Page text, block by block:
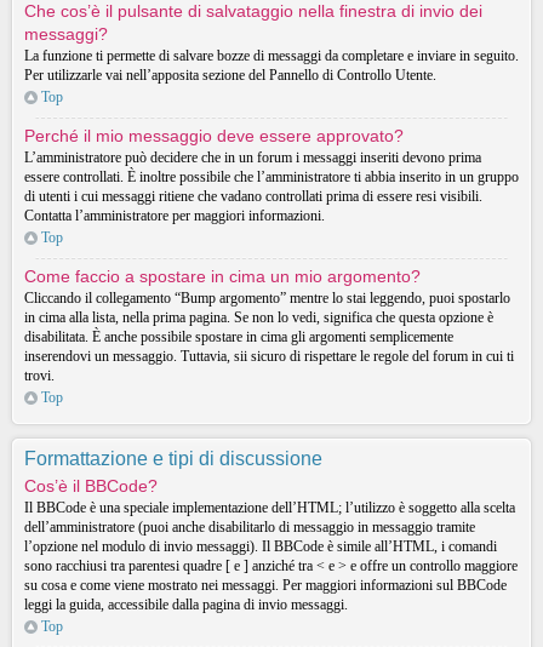
Che cos’è il pulsante di salvataggio nella finestra di invio dei
messaggi?
La funzione ti permette di salvare bozze di messaggi da completare e inviare in seguito.
Per utilizzarle vai nell’apposita sezione del Pannello di Controllo Utente.
Top
Perché il mio messaggio deve essere approvato?
L’amministratore può decidere che in un forum i messaggi inseriti devono prima
essere controllati. È inoltre possibile che l’amministratore ti abbia inserito in un gruppo
di utenti i cui messaggi ritiene che vadano controllati prima di essere resi visibili.
Contatta l’amministratore per maggiori informazioni.
Top
Come faccio a spostare in cima un mio argomento?
Cliccando il collegamento “Bump argomento” mentre lo stai leggendo, puoi spostarlo
in cima alla lista, nella prima pagina. Se non lo vedi, significa che questa opzione è
disabilitata. È anche possibile spostare in cima gli argomenti semplicemente
inserendovi un messaggio. Tuttavia, sii sicuro di rispettare le regole del forum in cui ti
trovi.
Top
Formattazione e tipi di discussione
Cos’è il BBCode?
Il BBCode è una speciale implementazione dell’HTML; l’utilizzo è soggetto alla scelta
dell’amministratore (puoi anche disabilitarlo di messaggio in messaggio tramite
l’opzione nel modulo di invio messaggi). Il BBCode è simile all’HTML, i comandi
sono racchiusi tra parentesi quadre [ e ] anziché tra < e > e offre un controllo maggiore
su cosa e come viene mostrato nei messaggi. Per maggiori informazioni sul BBCode
leggi la guida, accessibile dalla pagina di invio messaggi.
Top